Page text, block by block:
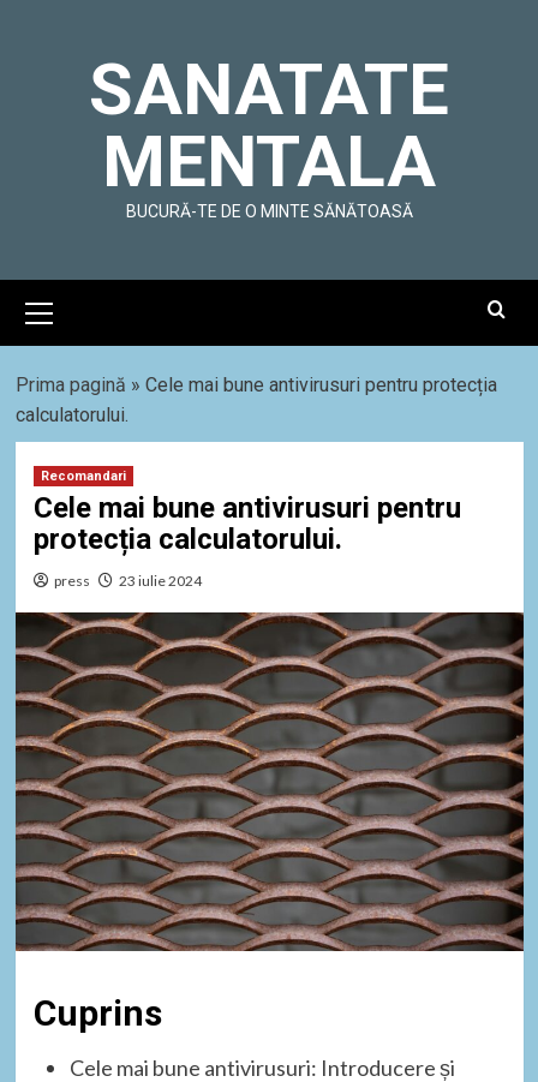
SANATATE
MENTALA
BUCURĂ-TE DE O MINTE SĂNĂTOASĂ
Menu
Prima pagină » Cele mai bune antivirusuri pentru protecția
calculatorului.
Recomandari
Cele mai bune antivirusuri pentru
protecția calculatorului.
press 23 iulie 2024
Cuprins
Cele mai bune antivirusuri: Introducere și